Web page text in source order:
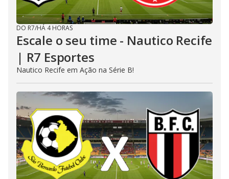
DO R7/HÁ 4 HORAS
Escale o seu time - Nautico Recife
| R7 Esportes
Nautico Recife em Ação na Série B!